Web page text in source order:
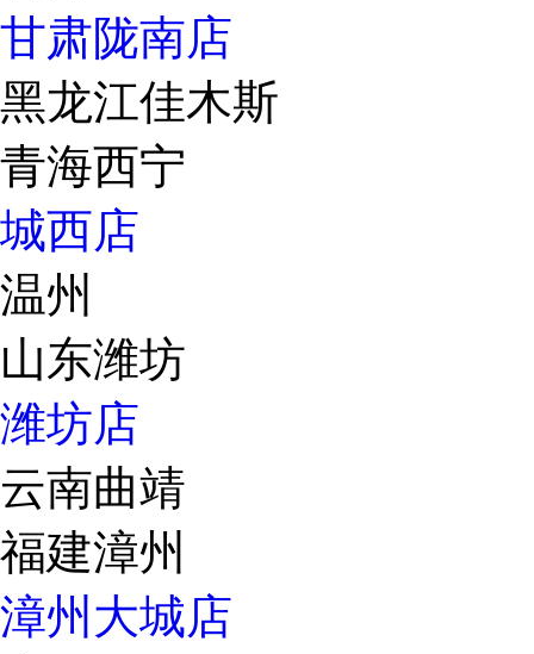
甘肃陇南店
黑龙江佳木斯
青海西宁
城西店
温州
山东潍坊
潍坊店
云南曲靖
福建漳州
漳州大城店